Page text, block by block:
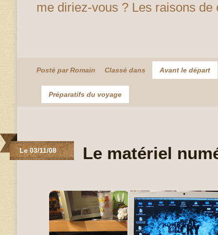
me diriez-vous ? Les raisons de
Posté par Romain Classé dans Avant le départ
Préparatifs du voyage
Le 03/11/08 Le matériel